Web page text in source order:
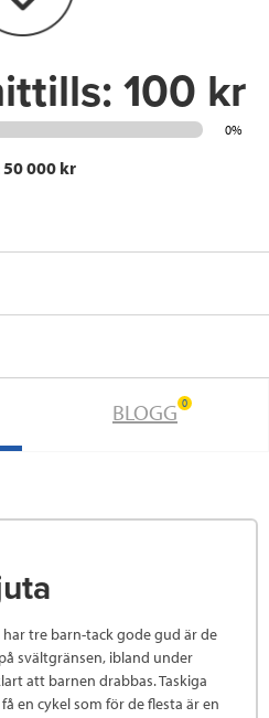
n
100 kr
0%
50 000 kr
BLOGG 0
har tre barn-tack gode gud är de
svältgränsen, ibland under
att barnen drabbas. Taskiga
en cykel som för de flesta är en